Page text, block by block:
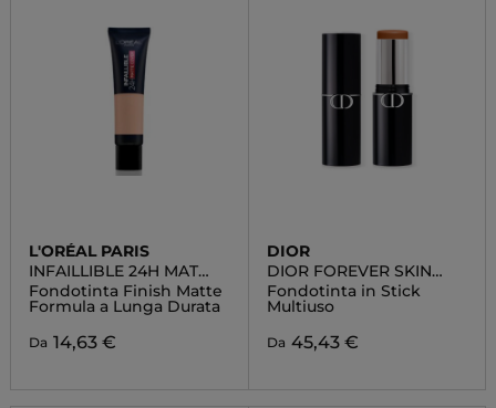
L'ORÉAL PARIS
INFAILLIBLE 24H MAT
COVER
Fondotinta Finish Matte
Formula a Lunga Durata
Da 14,63 €
DIOR
DIOR FOREVER SKIN
PERFECT
Fondotinta in Stick
Multiuso
Da 45,43 €